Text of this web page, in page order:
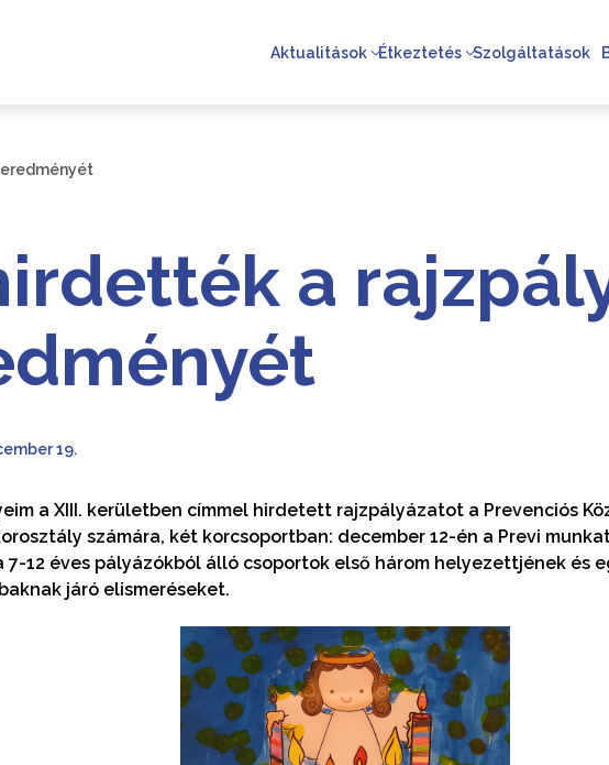
Aktualitások Étkeztetés Szolgáltatások
a
19.
a XIII. kerületben címmel hirdetett rajzpályázatot a Prevenciós
számára, két korcsoportban: december 12-én a Previ
7-12 éves pályázókból álló csoportok első három helyezettjének és
járó elismeréseket.